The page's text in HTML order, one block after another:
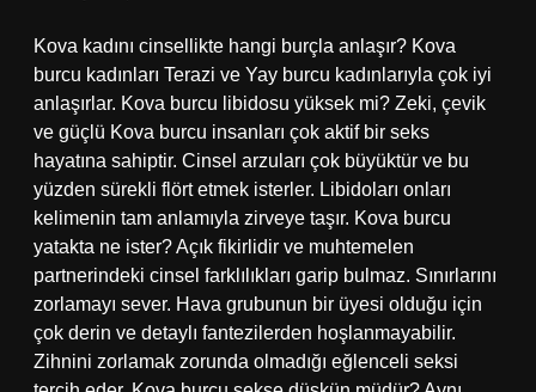
Molası
Yazılar
Kova kadını cinsellikte hangi burçla anlaşır? Kova
burcu kadınları Terazi ve Yay burcu kadınlarıyla çok iyi
anlaşırlar. Kova burcu libidosu yüksek mi? Zeki, çevik
ve güçlü Kova burcu insanları çok aktif bir seks
hayatına sahiptir. Cinsel arzuları çok büyüktür ve bu
yüzden sürekli flört etmek isterler. Libidoları onları
kelimenin tam anlamıyla zirveye taşır. Kova burcu
yatakta ne ister? Açık fikirlidir ve muhtemelen
partnerindeki cinsel farklılıkları garip bulmaz. Sınırlarını
zorlamayı sever. Hava grubunun bir üyesi olduğu için
çok derin ve detaylı fantezilerden hoşlanmayabilir.
Zihnini zorlamak zorunda olmadığı eğlenceli seksi